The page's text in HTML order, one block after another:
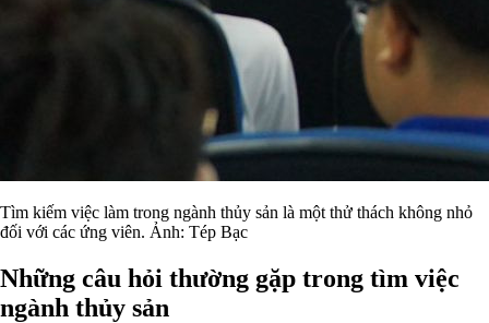
Tìm kiếm việc làm trong ngành thủy sản là một thử thách không nhỏ
đối với các ứng viên. Ảnh: Tép Bạc
Những câu hỏi thường gặp trong tìm việc
ngành thủy sản